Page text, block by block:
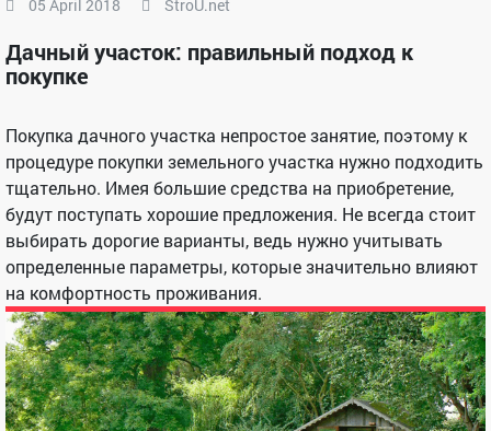
05 April 2018 StroU.net
Дачный участок: правильный подход к
покупке
Покупка дачного участка непростое занятие, поэтому к
процедуре покупки земельного участка нужно подходить
тщательно. Имея большие средства на приобретение,
будут поступать хорошие предложения. Не всегда стоит
выбирать дорогие варианты, ведь нужно учитывать
определенные параметры, которые значительно влияют
на комфортность проживания.